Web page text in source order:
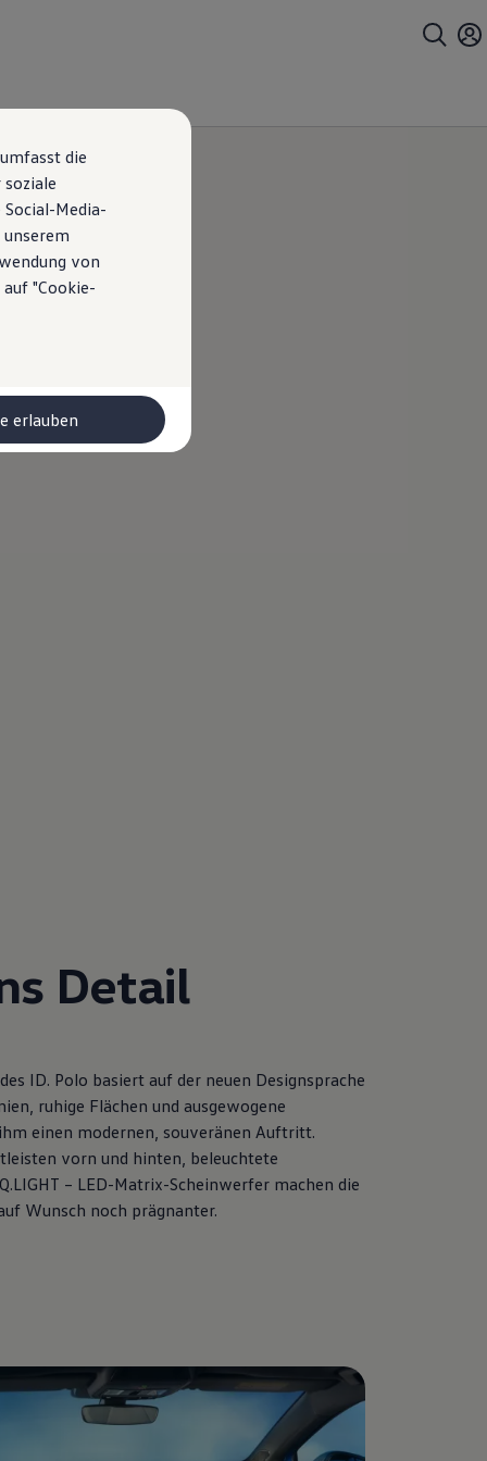
die
Media-
von
"Cookie-
erlauben
Detail
ID. Polo basiert auf der neuen Designsprache
ruhige Flächen und ausgewogene
einen modernen, souveränen Auftritt.
vorn und hinten, beleuchtete
– LED-Matrix-Scheinwerfer machen die
Wunsch noch prägnanter.